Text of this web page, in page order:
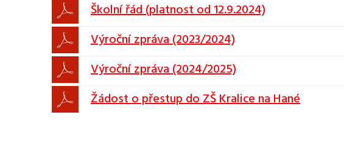
Školní řád (platnost od 12.9.2024)
Výroční zpráva (2023/2024)
Výroční zpráva (2024/2025)
Žádost o přestup do ZŠ Kralice na Hané